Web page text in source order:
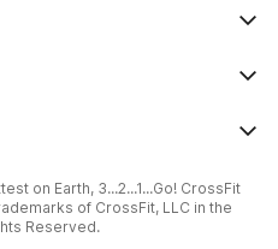
on Earth, 3...2...1...Go! CrossFit
of CrossFit, LLC in the
Reserved.